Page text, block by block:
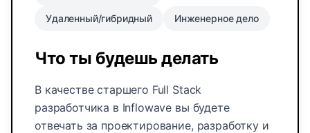
Удаленный/гибридный Инженерное дело
Что ты будешь делать
В качестве старшего Full Stack
разработчика в Inflowave вы будете
отвечать за проектирование, разработку и